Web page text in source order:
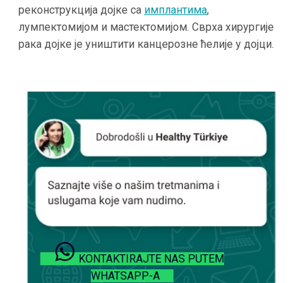
реконструкција дојке са имплантима,
лумпектомијом и мастектомијом. Сврха хирургије
рака дојке је уништити канцерозне ћелије у дојци.
KONTAKTIRAJTE NAS PUTEM
WHATSAPP-A